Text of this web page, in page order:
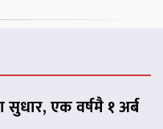
एक वर्षमै १ अर्ब